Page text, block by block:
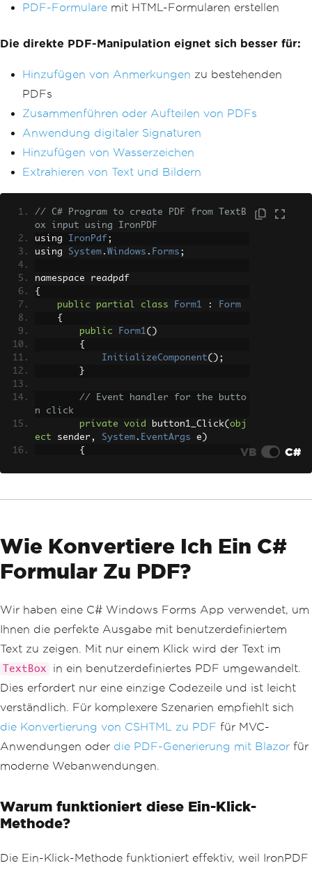
PDF-Formulare mit HTML-Formularen erstellen
Die direkte PDF-Manipulation eignet sich besser für:
Hinzufügen von Anmerkungen zu bestehenden
PDFs
Zusammenführen oder Aufteilen von PDFs
Anwendung digitaler Signaturen
Hinzufügen von Wasserzeichen
Extrahieren von Text und Bildern
// C# Program to create PDF from TextB
ox input using IronPDF
using IronPdf ;
using System . Windows . Forms ;
namespace readpdf
{
public
partial class Form1 :
Form
{
public
Form1()
{
InitializeComponent();
}
// Event handler for the butto
n click
private
void button1_Click( obj
ect sender , System . EventArgs e )
{
the TextBox
string text = textBox1.Tex
t;
F, wrapping the text in an <h1> tag
            using
var pdf HtmlLine .R
enderHtmlAsPdf ("<h1>" + text +
"</h1
>");
// Save the PDF to a file
called "custom.pdf"
SaveAs ("custom.pdf"
// Show a confirmation mes
sage to the user
"Done!"
}
VB C#
Wie Konvertiere Ich Ein C#
Formular Zu PDF?
Wir haben eine C# Windows Forms App verwendet, um
Ihnen die perfekte Ausgabe mit benutzerdefiniertem
Text zu zeigen. Mit nur einem Klick wird der Text im
TextBox
in ein benutzerdefiniertes PDF umgewandelt.
Dies erfordert nur eine einzige Codezeile und ist leicht
verständlich. Für komplexere Szenarien empfiehlt sich
die Konvertierung von CSHTML zu PDF für MVC-
Anwendungen oder die PDF-Generierung mit Blazor für
moderne Webanwendungen.
Warum funktioniert diese Ein-Klick-
Methode?
Die Ein-Klick-Methode funktioniert effektiv, weil IronPDF